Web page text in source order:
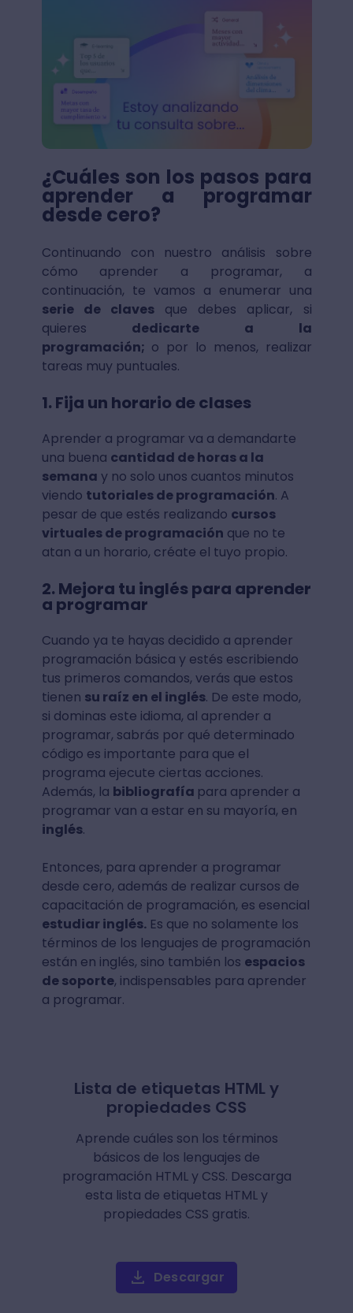
¿Cuáles son los pasos para
aprender a programar
desde cero?
Continuando con nuestro análisis sobre
cómo aprender a programar, a
continuación, te vamos a enumerar una
serie de claves que debes aplicar, si
quieres dedicarte a la
programación; o por lo menos, realizar
tareas muy puntuales.
1. Fija un horario de clases
Aprender a programar va a demandarte
una buena cantidad de horas a la
semana y no solo unos cuantos minutos
viendo tutoriales de programación. A
pesar de que estés realizando cursos
virtuales de programación que no te
atan a un horario, créate el tuyo propio.
2. Mejora tu inglés para aprender
a programar
Cuando ya te hayas decidido a aprender
programación básica y estés escribiendo
tus primeros comandos, verás que estos
tienen su raíz en el inglés. De este modo,
si dominas este idioma, al aprender a
programar, sabrás por qué determinado
código es importante para que el
programa ejecute ciertas acciones.
Además, la bibliografía para aprender a
programar van a estar en su mayoría, en
inglés.
Entonces, para aprender a programar
desde cero, además de realizar cursos de
capacitación de programación, es esencial
estudiar inglés.Es que no solamente los
términos de los lenguajes de programación
están en inglés, sino también los espacios
de soporte, indispensables para aprender
a programar.
Lista de etiquetas HTML y
propiedades CSS
Aprende cuáles son los términos
básicos de los lenguajes de
programación HTML y CSS. Descarga
esta lista de etiquetas HTML y
propiedades CSS gratis.
Descargar